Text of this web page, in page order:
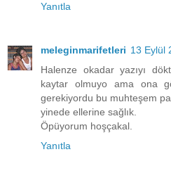
Yanıtla
meleginmarifetleri 13 Eylül
Halenze okadar yazıyı
kaytar olmuyo ama ona
gerekiyordu bu muhteşem
yinede ellerine sağlık.
Öpüyorum hoşçakal.
Yanıtla